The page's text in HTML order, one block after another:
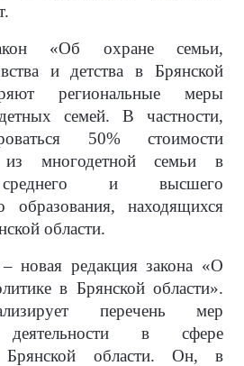
«Об охране семьи,
и детства в Брянской
региональные меры
семей. В частности,
50% стоимости
из многодетной семьи в
среднего и высшего
образования, находящихся
области.
новая редакция закона «О
в Брянской области».
перечень мер
деятельности в сфере
Брянской области. Он, в